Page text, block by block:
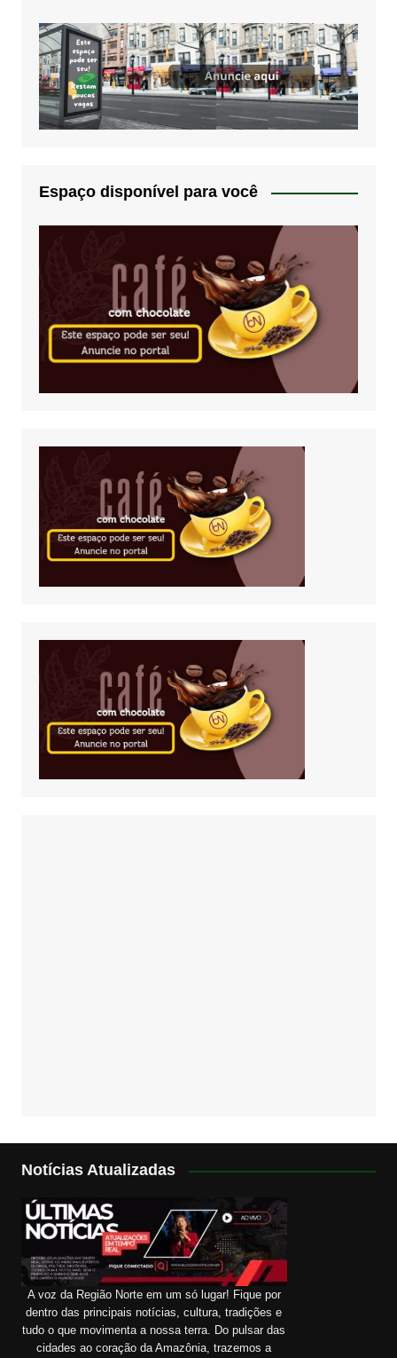
Espaço disponível para você
Notícias Atualizadas
A voz da Região Norte em um só lugar! Fique por
dentro das principais notícias, cultura, tradições e
tudo o que movimenta a nossa terra. Do pulsar das
cidades ao coração da Amazônia, trazemos a